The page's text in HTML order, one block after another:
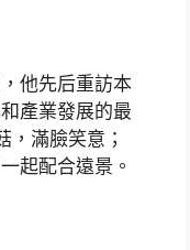
他先后重訪本
產業發展的最
滿臉笑意；
起配合遠景。